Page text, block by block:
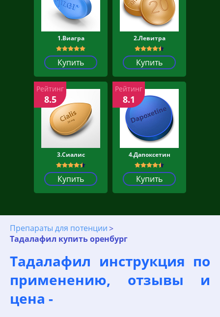
1.Виагра
Купить
2.Левитра
Купить
3.Сиалис
Купить
Рейтинг
8.5
4.Дапоксетин
Купить
Рейтинг
8.1
Препараты для потенции
Тадалафил купить оренбург
Тадалафил инструкция по
применению, отзывы и
цена -